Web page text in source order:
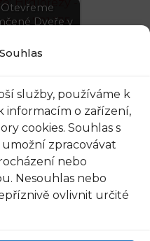
služby, používáme k
informacím o zařízení,
cookies. Souhlas s
zpracovávat
nebo
Nesouhlas nebo
ovlivnit určité
Otevřeme
Dveře v
Volat na…
Otevřeme
Dveře v
Hradčany -
Expresní…